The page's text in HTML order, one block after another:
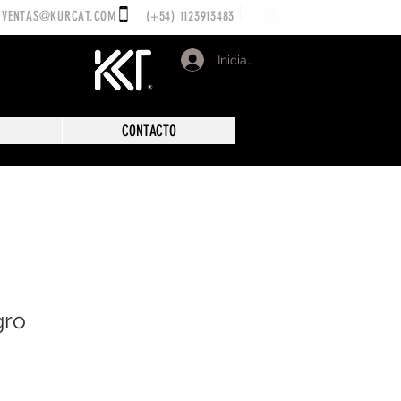
VENTAS@KURCAT.COM (+54) 1123913483
Iniciar sesión
CONTACTO